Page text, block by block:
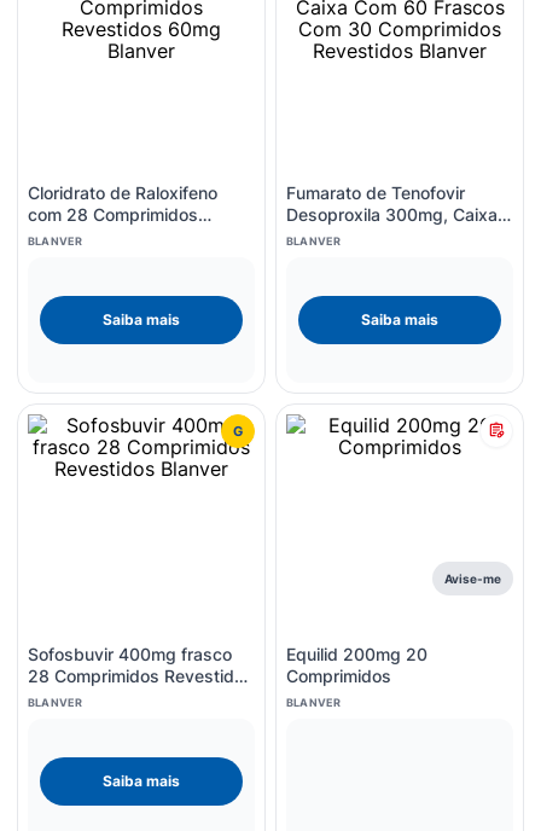
Cloridrato de Raloxifeno
com 28 Comprimidos
Revestidos 60mg Blanver
BLANVER
Saiba mais
Fumarato de Tenofovir
Desoproxila 300mg, Caixa
Com 60 Frascos Com 30
BLANVER
Saiba mais
G
Sofosbuvir 400mg frasco
28 Comprimidos Revestidos
Blanver
BLANVER
Saiba mais
Avise-me
Equilid 200mg 20
Comprimidos
BLANVER